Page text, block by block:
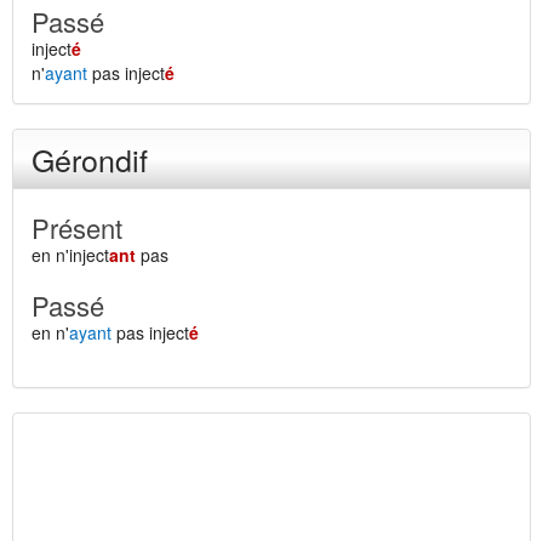
Passé
injecté
n'ayant pas injecté
Gérondif
Présent
en n'injectant pas
Passé
en n'ayant pas injecté